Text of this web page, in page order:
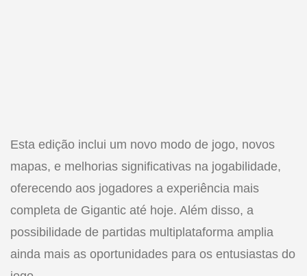
Esta edição inclui um novo modo de jogo, novos
mapas, e melhorias significativas na jogabilidade,
oferecendo aos jogadores a experiência mais
completa de Gigantic até hoje. Além disso, a
possibilidade de partidas multiplataforma amplia
ainda mais as oportunidades para os entusiastas do